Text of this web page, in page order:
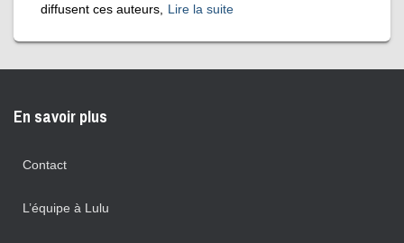
diffusent ces auteurs,
Lire la suite
En savoir plus
Contact
L’équipe à Lulu